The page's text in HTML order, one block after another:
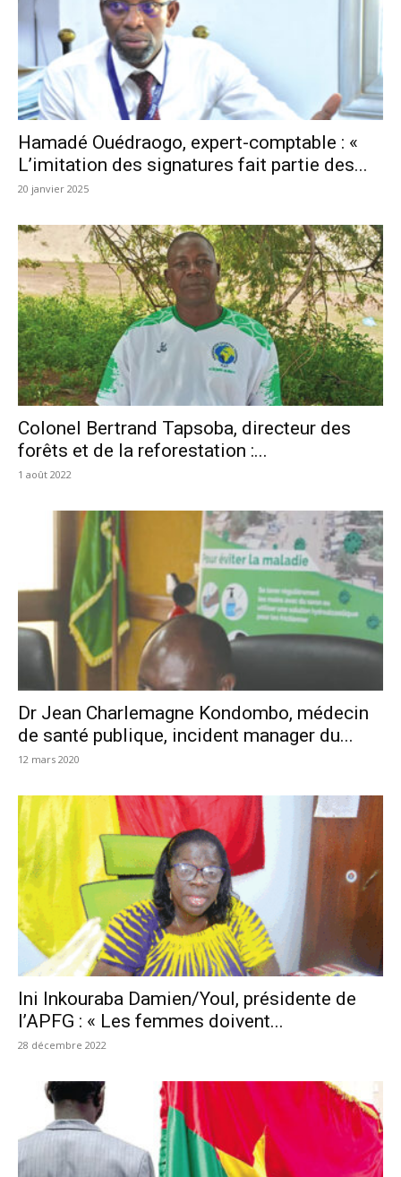
Hamadé Ouédraogo, expert-comptable : «
L’imitation des signatures fait partie des...
20 janvier 2025
Colonel Bertrand Tapsoba, directeur des
forêts et de la reforestation :...
1 août 2022
Dr Jean Charlemagne Kondombo, médecin
de santé publique, incident manager du...
12 mars 2020
Ini Inkouraba Damien/Youl, présidente de
l’APFG : « Les femmes doivent...
28 décembre 2022